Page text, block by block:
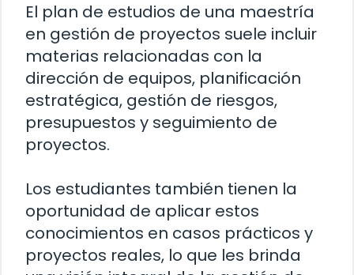
El plan de estudios de una maestría
en gestión de proyectos suele incluir
materias relacionadas con la
dirección de equipos, planificación
estratégica, gestión de riesgos,
presupuestos y seguimiento de
proyectos.
Los estudiantes también tienen la
oportunidad de aplicar estos
conocimientos en casos prácticos y
proyectos reales, lo que les brinda